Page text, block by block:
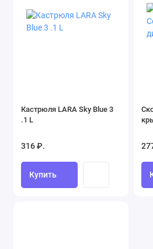
Кастрюля LARA Sky Blue 3
.1 L
316 ₽.
Купить